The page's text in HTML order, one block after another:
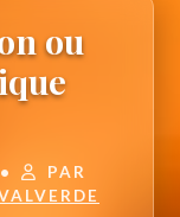
ou
•
PAR